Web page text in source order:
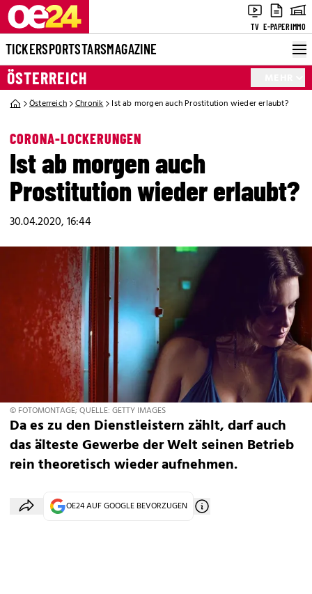
TV E-PAPERIMMO
TICKERSPORTSTARSMAGAZINE
ÖSTERREICH
Österreich Chronik Ist ab morgen auch Prostitution wieder erlaubt?
CORONA-LOCKERUNGEN
Ist ab morgen auch
Prostitution wieder erlaubt?
30.04.2020, 16:44
© FOTOMONTAGE; QUELLE: GETTY IMAGES
Da es zu den Dienstleistern zählt, darf auch
das älteste Gewerbe der Welt seinen Betrieb
rein theoretisch wieder aufnehmen.
OE24 AUF GOOGLE BEVORZUGEN